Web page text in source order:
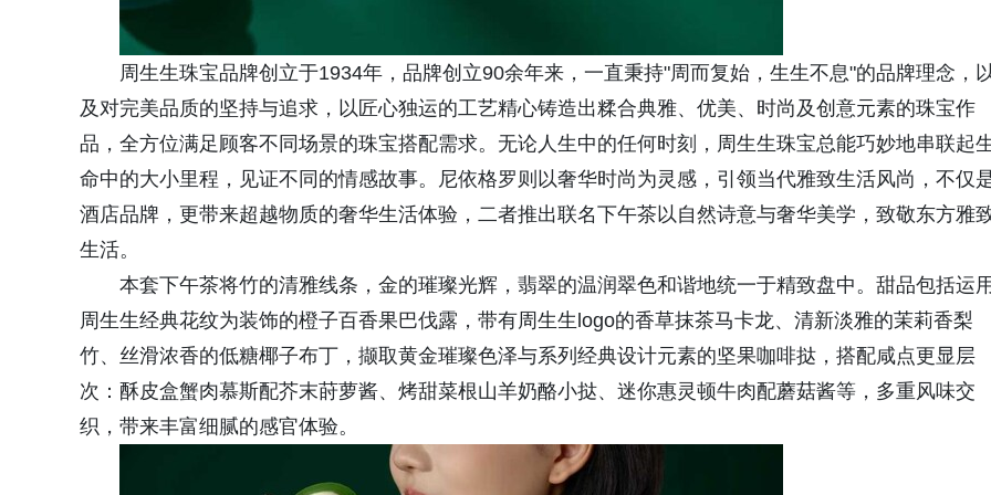
周生生珠宝品牌创立于1934年，品牌创立90余年来，一直秉持"周而复始，生生不息"的品牌理念，
及对完美品质的坚持与追求，以匠心独运的工艺精心铸造出糅合典雅、优美、时尚及创意元素的珠宝作
品，全方位满足顾客不同场景的珠宝搭配需求。无论人生中的任何时刻，周生生珠宝总能巧妙地串联起
命中的大小里程，见证不同的情感故事。尼依格罗则以奢华时尚为灵感，引领当代雅致生活风尚，不仅
酒店品牌，更带来超越物质的奢华生活体验，二者推出联名下午茶以自然诗意与奢华美学，致敬东方雅
生活。
本套下午茶将竹的清雅线条，金的璀璨光辉，翡翠的温润翠色和谐地统一于精致盘中。甜品包括运用
周生生经典花纹为装饰的橙子百香果巴伐露，带有周生生logo的香草抹茶马卡龙、清新淡雅的茉莉香梨
竹、丝滑浓香的低糖椰子布丁，撷取黄金璀璨色泽与系列经典设计元素的坚果咖啡挞，搭配咸点更显层
次：酥皮盒蟹肉慕斯配芥末莳萝酱、烤甜菜根山羊奶酪小挞、迷你惠灵顿牛肉配蘑菇酱等，多重风味交
织，带来丰富细腻的感官体验。